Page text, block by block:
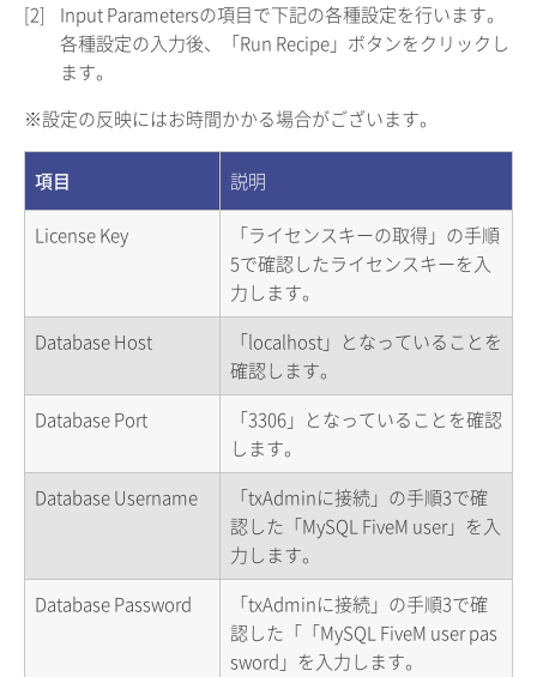
[2]
Input Parametersの項目で下記の各種設定を行います。
各種設定の入力後、「Run Recipe」ボタンをクリックし
ます。
※設定の反映にはお時間かかる場合がございます。
項目 説明
License Key
「ライセンスキーの取得」の手順
5で確認したライセンスキーを入
力します。
Database Host
「localhost」となっていることを
確認します。
Database Port
「3306」となっていることを確認
します。
Database Username
「txAdminに接続」の手順3で確
認した「MySQL FiveM user」を入
力します。
Database Password
「txAdminに接続」の手順3で確
認した「「MySQL FiveM user pas
sword」を入力します。